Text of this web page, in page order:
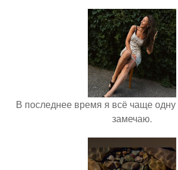
В последнее время я всё чаще одну
замечаю.